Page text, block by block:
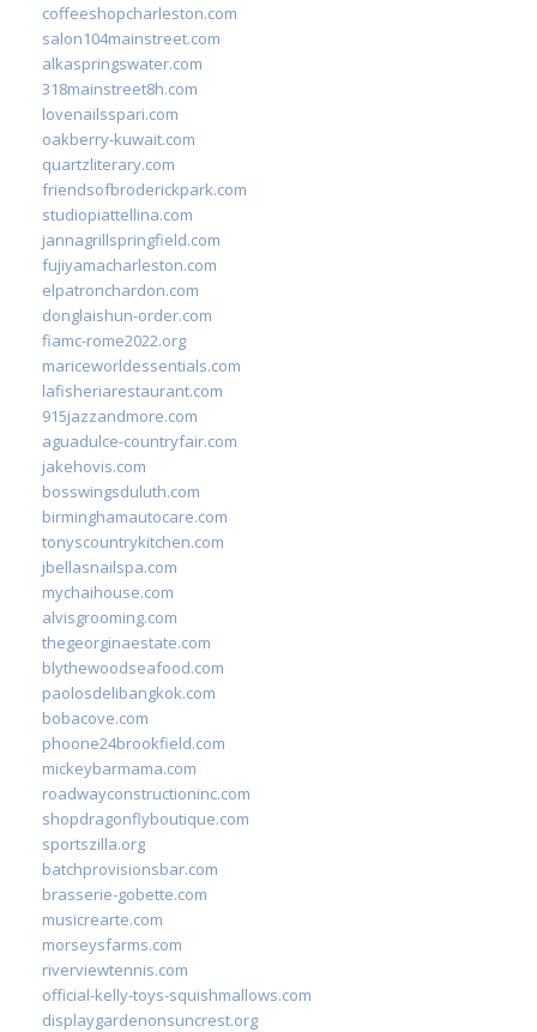
coffeeshopcharleston.com
salon104mainstreet.com
alkaspringswater.com
318mainstreet8h.com
lovenailsspari.com
oakberry-kuwait.com
quartzliterary.com
friendsofbroderickpark.com
studiopiattellina.com
jannagrillspringfield.com
fujiyamacharleston.com
elpatronchardon.com
donglaishun-order.com
fiamc-rome2022.org
mariceworldessentials.com
lafisheriarestaurant.com
915jazzandmore.com
aguadulce-countryfair.com
jakehovis.com
bosswingsduluth.com
birminghamautocare.com
tonyscountrykitchen.com
jbellasnailspa.com
mychaihouse.com
alvisgrooming.com
thegeorginaestate.com
blythewoodseafood.com
paolosdelibangkok.com
bobacove.com
phoone24brookfield.com
mickeybarmama.com
roadwayconstructioninc.com
shopdragonflyboutique.com
sportszilla.org
batchprovisionsbar.com
brasserie-gobette.com
musicrearte.com
morseysfarms.com
riverviewtennis.com
official-kelly-toys-squishmallows.com
displaygardenonsuncrest.org